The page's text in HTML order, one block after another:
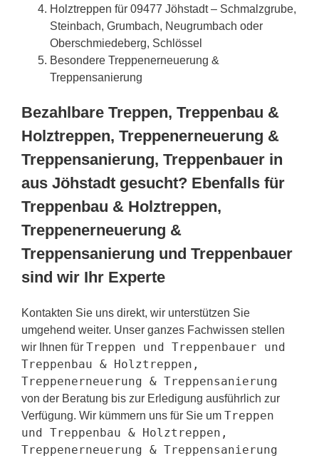
Holztreppen für 09477 Jöhstadt – Schmalzgrube,
Steinbach, Grumbach, Neugrumbach oder
Oberschmiedeberg, Schlössel
Besondere Treppenerneuerung &
Treppensanierung
Bezahlbare Treppen, Treppenbau &
Holztreppen, Treppenerneuerung &
Treppensanierung, Treppenbauer in
aus Jöhstadt gesucht? Ebenfalls für
Treppenbau & Holztreppen,
Treppenerneuerung &
Treppensanierung und Treppenbauer
sind wir Ihr Experte
Kontakten Sie uns direkt, wir unterstützen Sie
umgehend weiter. Unser ganzes Fachwissen stellen
wir Ihnen für Treppen und Treppenbauer und
Treppenbau & Holztreppen,
Treppenerneuerung & Treppensanierung
von der Beratung bis zur Erledigung ausführlich zur
Verfügung. Wir kümmern uns für Sie um Treppen
und Treppenbau & Holztreppen,
Treppenerneuerung & Treppensanierung